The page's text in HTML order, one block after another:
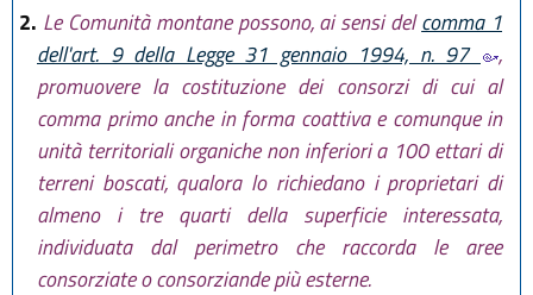
2. Le Comunità montane possono, ai sensi delcomma 1
dell'art. 9 della Legge 31 gennaio 1994, n. 97
,
promuovere la costituzione dei consorzi di cui al
comma primo anche in forma coattiva e comunque in
unità territoriali organiche non inferiori a 100 ettari di
terreni boscati, qualora lo richiedano i proprietari di
almeno i tre quarti della superficie interessata,
individuata dal perimetro che raccorda le aree
consorziate o consorziande più esterne.